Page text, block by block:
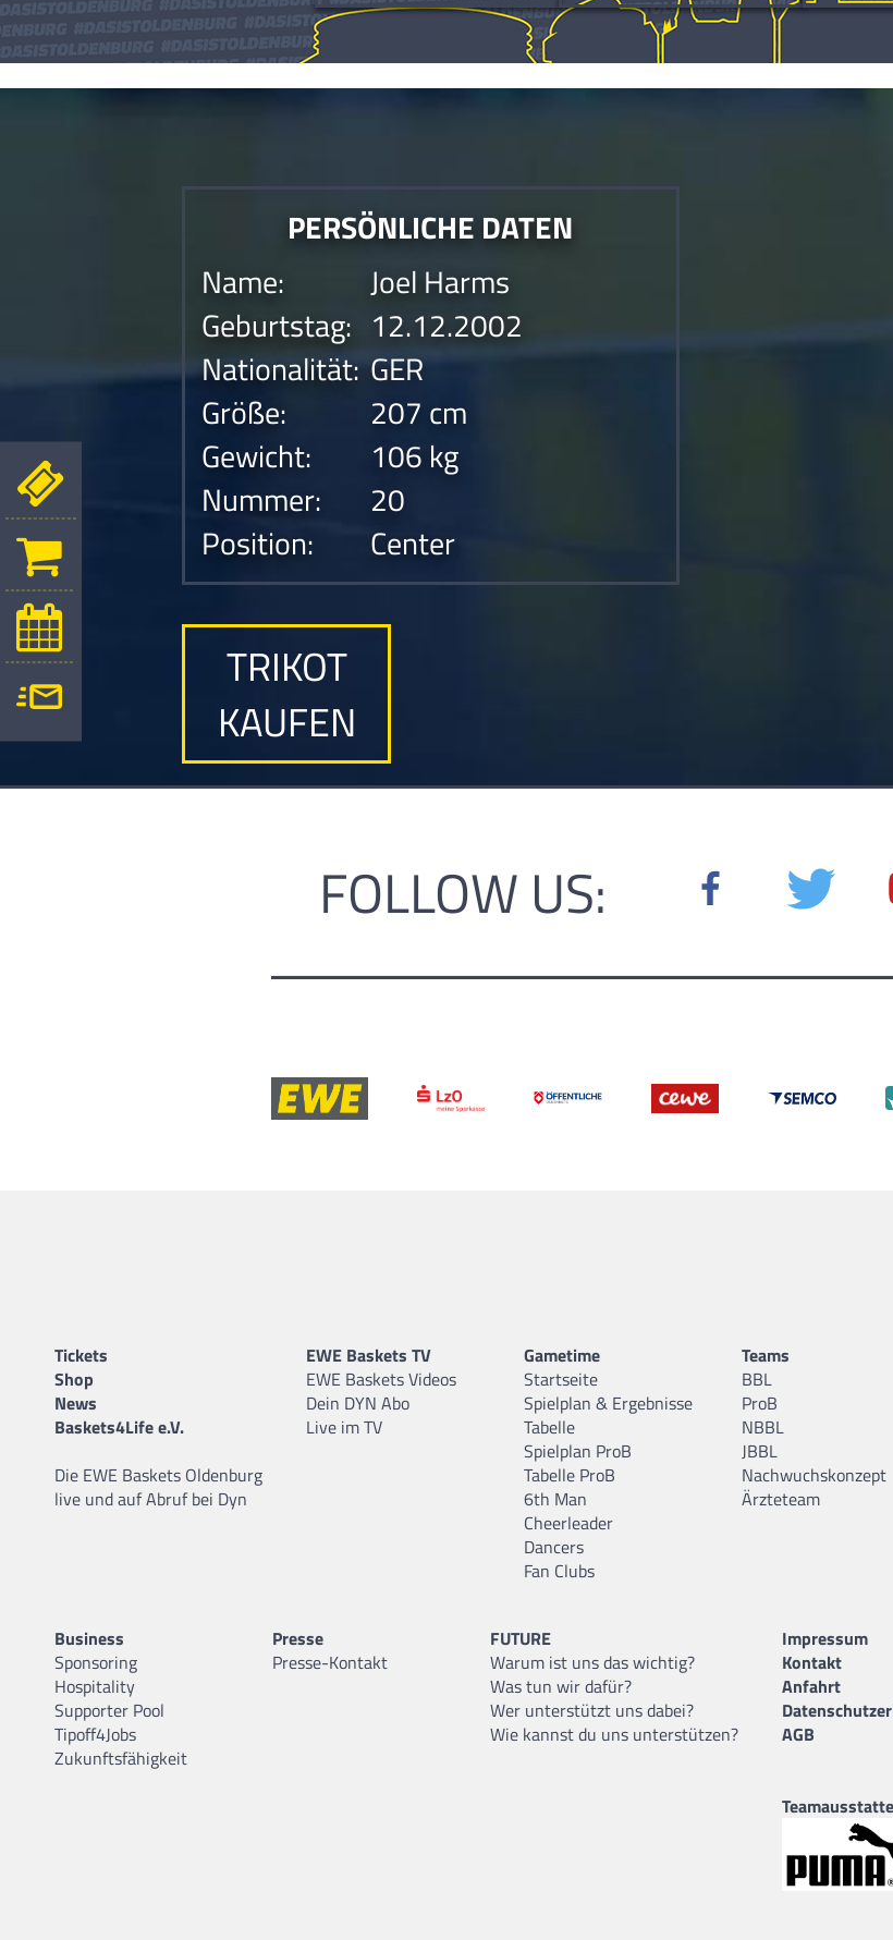
PERSÖNLICHE DATEN
Name:
Joel Harms
Geburtstag: 12.12.2002
Nationalität: GER
Größe:
207 cm
Gewicht:
106 kg
Nummer:
20
Position:
Center
TRIKOT
KAUFEN
FOLLOW US:
Tickets
Shop
News
Baskets4Life e.V.
Die EWE Baskets Oldenburg
live und auf Abruf bei Dyn
EWE Baskets TV
EWE Baskets Videos
Dein DYN Abo
Live im TV
Gametime
Startseite
Spielplan & Ergebnisse
Tabelle
Spielplan ProB
Tabelle ProB
6th Man
Cheerleader
Dancers
Fan Clubs
Teams
BBL
ProB
NBBL
JBBL
Nachwuchskonzept
Ärzteteam
Business
Sponsoring
Hospitality
Supporter Pool
Tipoff4Jobs
Zukunftsfähigkeit
Presse
Presse-Kontakt
FUTURE
Warum ist uns das wichtig?
Was tun wir dafür?
Wer unterstützt uns dabei?
Wie kannst du uns unterstützen?
Impressum
Kontakt
Anfahrt
AGB